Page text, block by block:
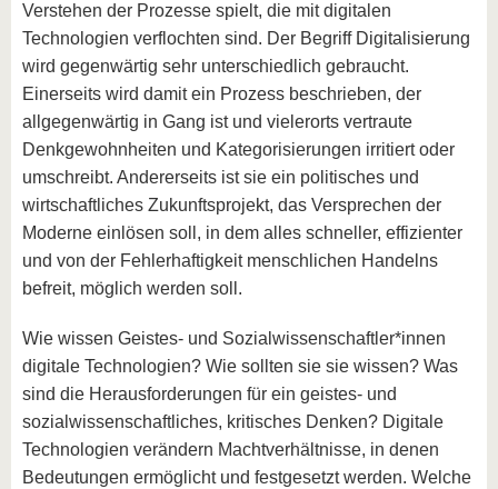
Verstehen der Prozesse spielt, die mit digitalen
Technologien verflochten sind. Der Begriff Digitalisierung
wird gegenwärtig sehr unterschiedlich gebraucht.
Einerseits wird damit ein Prozess beschrieben, der
allgegenwärtig in Gang ist und vielerorts vertraute
Denkgewohnheiten und Kategorisierungen irritiert oder
umschreibt. Andererseits ist sie ein politisches und
wirtschaftliches Zukunftsprojekt, das Versprechen der
Moderne einlösen soll, in dem alles schneller, effizienter
und von der Fehlerhaftigkeit menschlichen Handelns
befreit, möglich werden soll.
Wie wissen Geistes- und Sozialwissenschaftler*innen
digitale Technologien? Wie sollten sie sie wissen? Was
sind die Herausforderungen für ein geistes- und
sozialwissenschaftliches, kritisches Denken? Digitale
Technologien verändern Machtverhältnisse, in denen
Bedeutungen ermöglicht und festgesetzt werden. Welche